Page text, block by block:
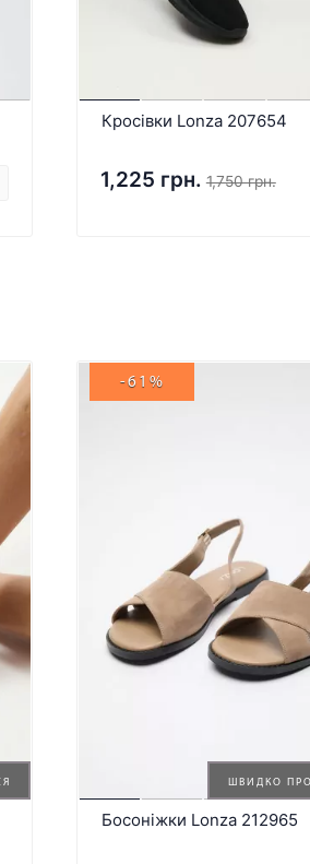
Кросівки Lonza 207654
1,225 грн. 1,750 грн.
ШВИДКО
-61%
Босоніжки Lonza 212965